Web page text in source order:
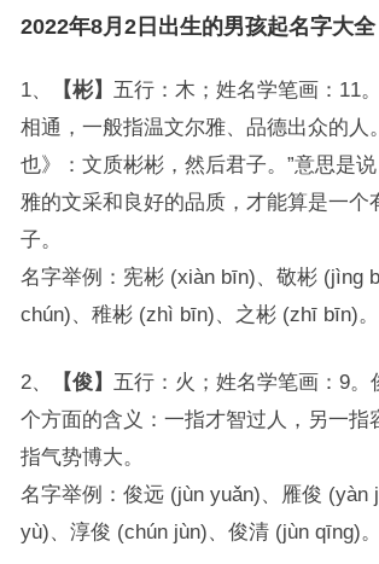
2022年8月2日出生的男孩起名字大全
1、 【彬】 五行：木；姓名学笔画：11
相通，一般指温文尔雅、品德出众的人
也》：文质彬彬，然后君子。”意思是
雅的文采和良好的品质，才能算是一个
子。
名字举例：宪彬 (xiàn bīn)、敬彬 (jìng
chún)、稚彬 (zhì bīn)、之彬 (zhī bīn)。
2、 【俊】 五行：火；姓名学笔画：9。
个方面的含义：一指才智过人，另一指
指气势博大。
名字举例：俊远 (jùn yuǎn)、雁俊 (yàn
yù)、淳俊 (chún jùn)、俊清 (jùn qīng)。